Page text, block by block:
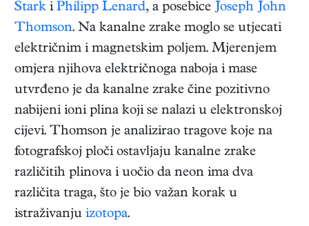
Stark i Philipp Lenard, a posebice Joseph John
Thomson. Na kanalne zrake moglo se utjecati
električnim i magnetskim poljem. Mjerenjem
omjera njihova električnoga naboja i mase
utvrđeno je da kanalne zrake čine pozitivno
nabijeni ioni plina koji se nalazi u elektronskoj
cijevi. Thomson je analizirao tragove koje na
fotografskoj ploči ostavljaju kanalne zrake
različitih plinova i uočio da neon ima dva
različita traga, što je bio važan korak u
istraživanju izotopa.